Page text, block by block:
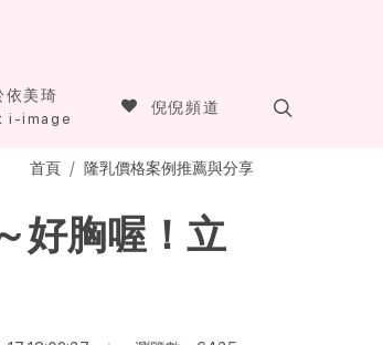
依美琦
i-image
倪倪頻道
首頁 隆乳價格案例推薦與分享
好胸喔！立